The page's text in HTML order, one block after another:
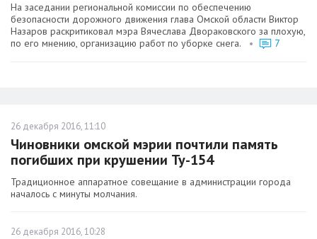
На заседании региональной комиссии по обеспечению
безопасности дорожного движения глава Омской области Виктор
Назаров раскритиковал мэра Вячеслава Двораковского за плохую,
по его мнению, организацию работ по уборке снега.
• 7
26 декабря 2016, 11:10
Чиновники омской мэрии почтили память
погибших при крушении Ту-154
Традиционное аппаратное совещание в администрации города
началось с минуты молчания.
26 декабря 2016, 10:28